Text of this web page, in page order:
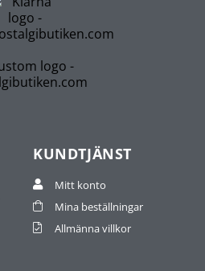
KUNDTJÄNST
Mitt konto
Mina beställningar
Allmänna villkor